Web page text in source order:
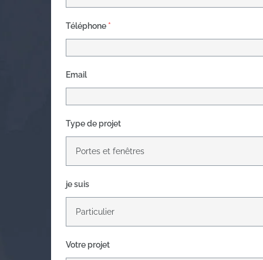
Téléphone *
Email
Type de projet
je suis
Votre projet